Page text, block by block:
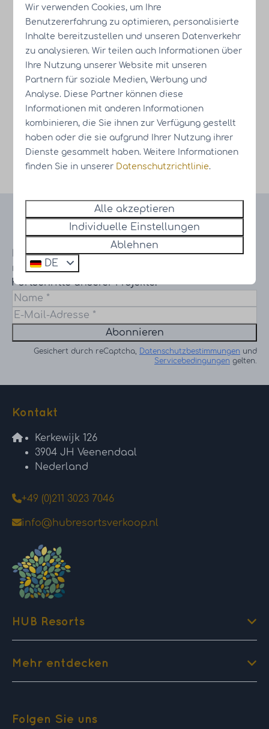
Knuitershoek
Eibergen
Bleiben Sie auf dem
Laufenden!
Erhalten Sie Informationen über die
neuesten Entwicklungen und
Fortschritte unserer Projekte!
Abonnieren
Gesichert durch reCaptcha, Datenschutzbestimmungen und
Servicebedingungen gelten.
Kontakt
Kerkewijk 126
3904 JH Veenendaal
Nederland
+49 (0)211 3023 7046
info@hubresortsverkoop.nl
HUB Resorts
Mehr entdecken
Folgen Sie uns
Wir verwenden Cookies, um Ihre
Benutzererfahrung zu optimieren, personalisierte
Inhalte bereitzustellen und unseren Datenverkehr
zu analysieren. Wir teilen auch Informationen über
Ihre Nutzung unserer Website mit unseren
Partnern für soziale Medien, Werbung und
Analyse. Diese Partner können diese
Informationen mit anderen Informationen
kombinieren, die Sie ihnen zur Verfügung gestellt
haben oder die sie aufgrund Ihrer Nutzung ihrer
Dienste gesammelt haben. Weitere Informationen
finden Sie in unserer Datenschutzrichtlinie.
Alle akzeptieren
Individuelle Einstellungen
Ablehnen
DE